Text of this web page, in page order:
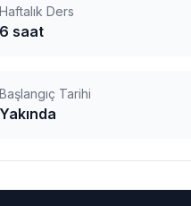
Haftalık Ders
6 saat
Başlangıç Tarihi
Yakında